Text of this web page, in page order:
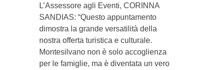
L’Assessore agli Eventi, CORINNA
SANDIAS: “Questo appuntamento
dimostra la grande versatilità della
nostra offerta turistica e culturale.
Montesilvano non è solo accoglienza
per le famiglie, ma è diventata un vero